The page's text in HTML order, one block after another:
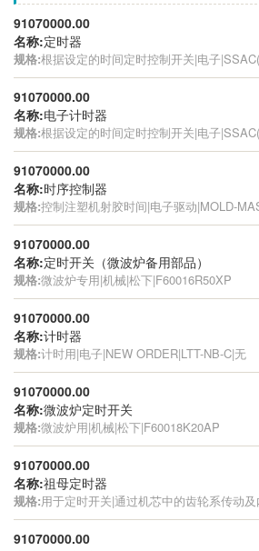
91070000.00
名称:定时器
规格:根据设定的时间定时控制开关|电子
91070000.00
名称:电子计时器
规格:根据设定的时间定时控制开关|电子
91070000.00
名称:时序控制器
规格:控制注塑机射胶时间|电子驱动|MOLD-
91070000.00
名称:定时开关（微波炉备用部品）
规格:微波炉专用|机械|松下|F60016R50XP
91070000.00
名称:计时器
规格:计时用|电子|NEW ORDER|LTT-NB-C|无
91070000.00
名称:微波炉定时开关
规格:微波炉用|机械|松下|F60018K20AP
91070000.00
名称:祖母定时器
规格:用于定时开关|通过机芯中的齿轮系传动
91070000.00